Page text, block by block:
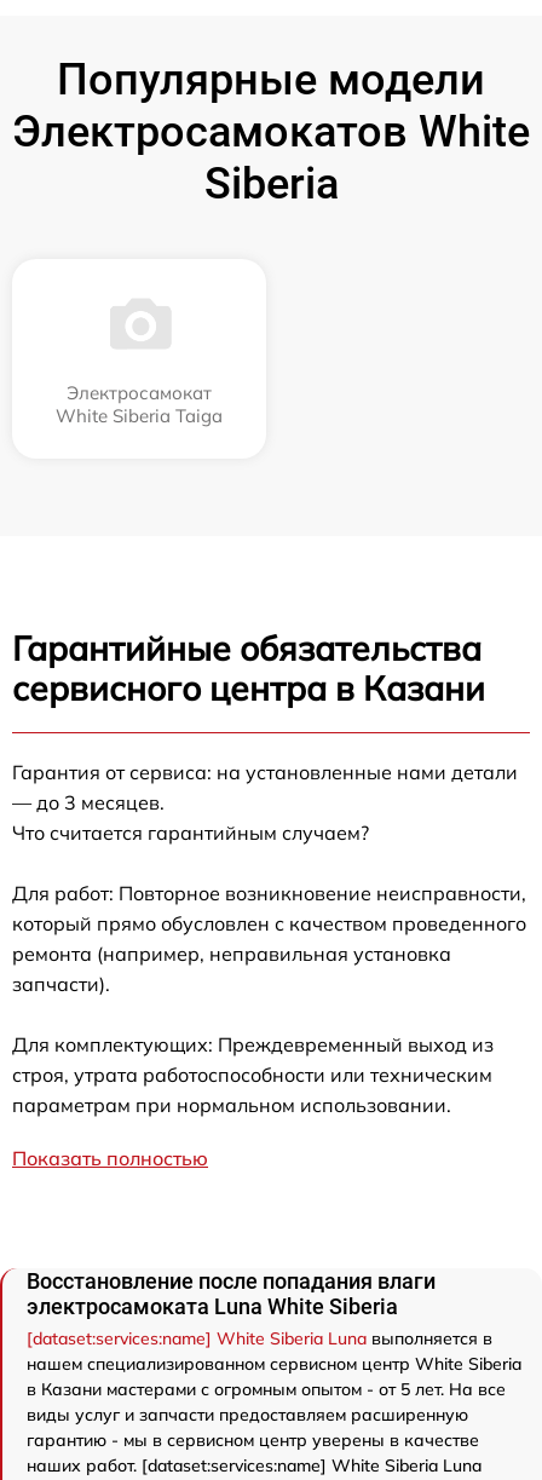
Популярные модели
Электросамокатов White
Siberia
Электросамокат
White Siberia Taiga
Гарантийные обязательства
сервисного центра в Казани
Гарантия от сервиса: на установленные нами детали
— до 3 месяцев.
Что считается гарантийным случаем?
Для работ: Повторное возникновение неисправности,
который прямо обусловлен с качеством проведенного
ремонта (например, неправильная установка
запчасти).
Для комплектующих: Преждевременный выход из
строя, утрата работоспособности или техническим
параметрам при нормальном использовании.
Показать полностью
Восстановление после попадания влаги
электросамоката Luna White Siberia
[dataset:services:name] White Siberia Luna выполняется в
нашем специализированном сервисном центр White Siberia
в Казани мастерами с огромным опытом - от 5 лет. На все
виды услуг и запчасти предоставляем расширенную
гарантию - мы в сервисном центр уверены в качестве
наших работ. [dataset:services:name] White Siberia Luna